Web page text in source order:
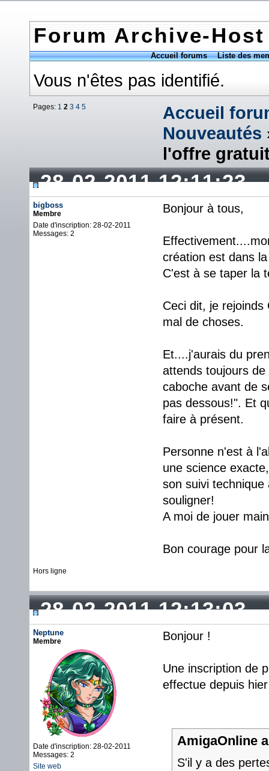
Forum Archive-Host
Accueil forums Liste des
Vous n'êtes pas identifié.
Pages: 1 2 3 4 5
Accueil
Nouveautés
l'offre
28-02-2011 12:11:23
bigboss
Membre
Date d'inscription: 28-02-2011
Messages: 2
Bonjour à tous,
création est dans
C'est à se taper la
Ceci dit, je
mal de choses.
Et....j'aurais du
attends toujours
caboche avant de
pas dessous!". Et
faire à présent.
Personne n'est à
une science
son suivi
souligner!
A moi de jouer
Bon courage pour
Hors ligne
28-02-2011 12:13:03
Neptune
Membre
Date d'inscription: 28-02-2011
Messages: 2
Site web
Bonjour !
Une inscription de
effectue depuis hier
AmigaOnline
S'il y a des